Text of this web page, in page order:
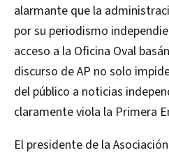
alarmante que la
por su periodismo
acceso a la Oficina Oval
discurso de AP no solo
del público a noticias
claramente viola la Primera
El presidente de la